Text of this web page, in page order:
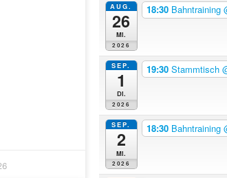
AUG.
26
Mi.
2026
18:30 Bahntraining
SEP.
1
Di.
2026
19:30 Stammtisch
SEP.
2
Mi.
2026
18:30 Bahntraining